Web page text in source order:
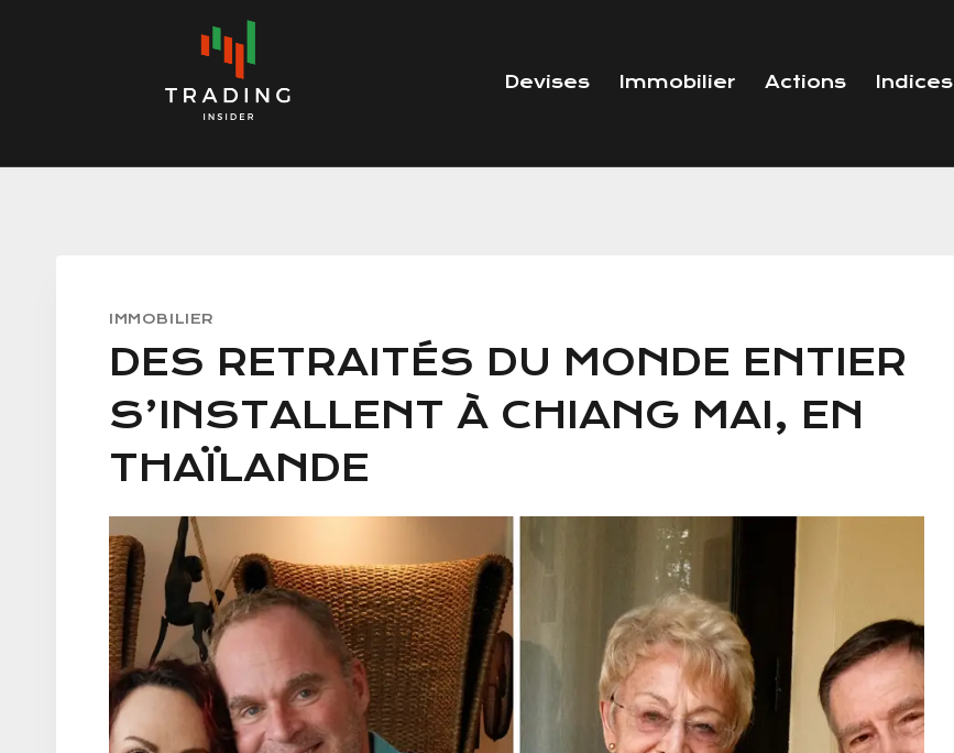
Devises Immobilier Actions Indices
IMMOBILIER
DES RETRAITÉS DU MONDE ENTIER
S’INSTALLENT À CHIANG MAI, EN
THAÏLANDE